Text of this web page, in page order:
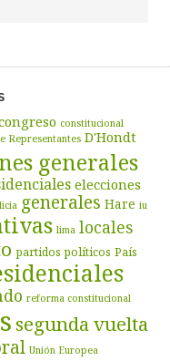
constitucional
Representantes D'Hondt
generales
elecciones
generales Hare iu
lima locales
partidos políticos País
reforma constitucional
segunda vuelta
Unión Europea